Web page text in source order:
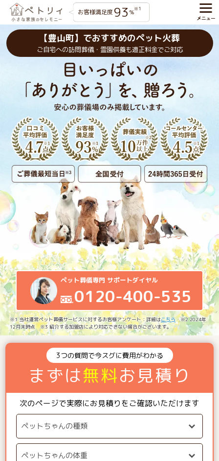
お客様満足度 93 %※1
【豊山町】でおすすめのペット火葬
ご自宅への訪問葬儀・霊園供養も適正料金でご対応
ペット葬儀専門 サポートダイヤル
0120-400-535
※1 当社運営ペット葬儀サービスに対するお客様アンケート：詳細はこちら ※2 2024年
12月末時点 ※3 紹介する加盟店により対応できない場合がございます。
3つの質問で今スグに費用がわかる
まずは無料お見積り
次のページで実際にお見積りをご確認いただけます